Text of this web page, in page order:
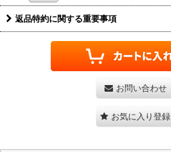
返品特約に関する重要事項
お問い合わせ
お気に入り登録